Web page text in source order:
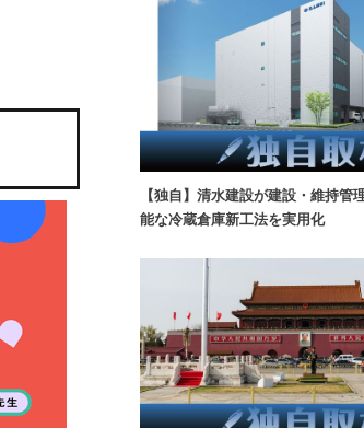
【独自】清水建設が建設・維持管
能な冷蔵倉庫新工法を実用化